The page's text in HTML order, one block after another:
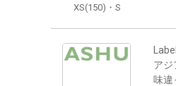
XS(150)・S
アジ
味違